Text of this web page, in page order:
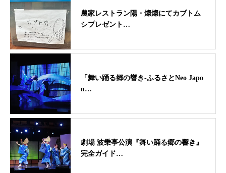
農家レストラン陽・燦燦にてカブトム
シプレゼント…
「舞い踊る郷の響き-ふるさとNeo Japo
n…
劇場 波乗亭公演『舞い踊る郷の響き』
完全ガイド…